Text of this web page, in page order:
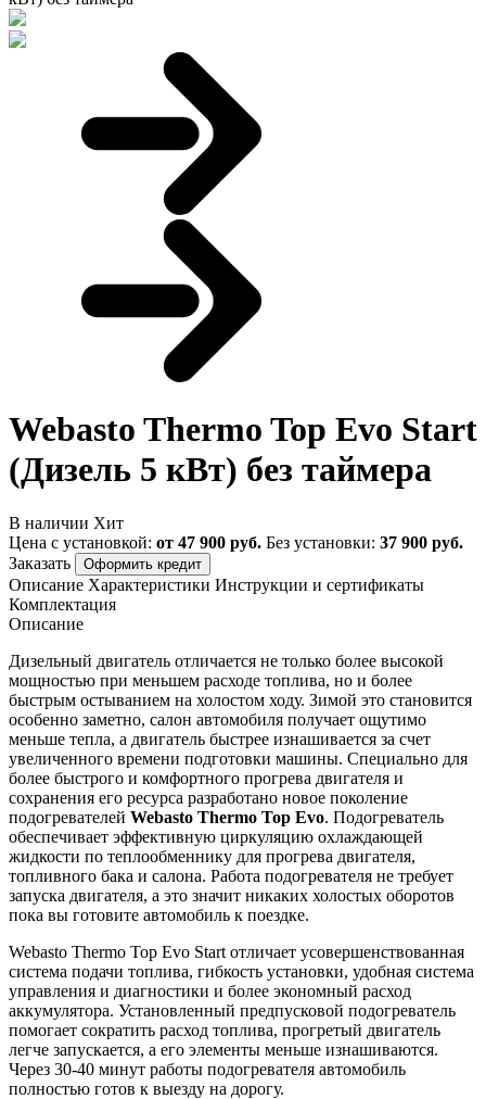
Webasto Thermo Top Evo Start
(Дизель 5 кВт) без таймера
В наличии Хит
Цена с установкой: от 47 900 руб. Без установки: 37 900 руб.
Заказать
Оформить кредит
Описание Характеристики Инструкции и сертификаты
Комплектация
Описание
Дизельный двигатель отличается не только более высокой
мощностью при меньшем расходе топлива, но и более
быстрым остыванием на холостом ходу. Зимой это становится
особенно заметно, салон автомобиля получает ощутимо
меньше тепла, а двигатель быстрее изнашивается за счет
увеличенного времени подготовки машины. Специально для
более быстрого и комфортного прогрева двигателя и
сохранения его ресурса разработано новое поколение
подогревателей Webasto Thermo Top Evo. Подогреватель
обеспечивает эффективную циркуляцию охлаждающей
жидкости по теплообменнику для прогрева двигателя,
топливного бака и салона. Работа подогревателя не требует
запуска двигателя, а это значит никаких холостых оборотов
пока вы готовите автомобиль к поездке.
Webasto Thermo Top Evo Start отличает усовершенствованная
система подачи топлива, гибкость установки, удобная система
управления и диагностики и более экономный расход
аккумулятора. Установленный предпусковой подогреватель
помогает сократить расход топлива, прогретый двигатель
легче запускается, а его элементы меньше изнашиваются.
Через 30-40 минут работы подогревателя автомобиль
полностью готов к выезду на дорогу.